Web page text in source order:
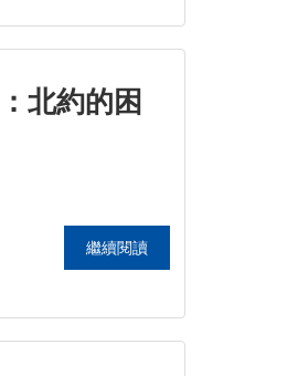
北約的困
繼續閱讀